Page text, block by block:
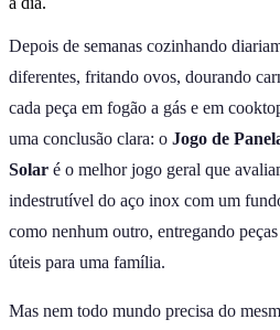
Depois de semanas cozinhando
diferentes, fritando ovos, dourando
cada peça em fogão a gás e em
uma conclusão clara: o Jogo de
Solar é o melhor jogo geral que
indestrutível do aço inox com um
como nenhum outro, entregando
úteis para uma família.
Mas nem todo mundo precisa do